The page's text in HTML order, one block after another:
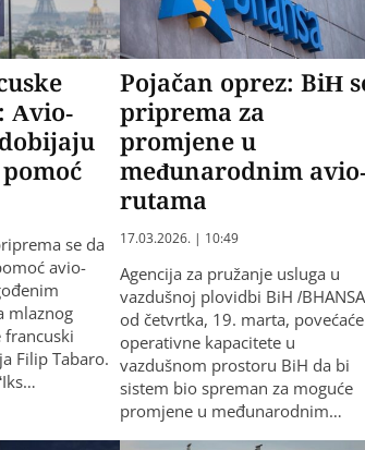
Avio-
se da
avio-
mlaznog
francuski
Filip Tabaro.
Pojačan oprez: BiH
priprema za
promjene u
međunarodnim
rutama
17.03.2026. | 10:49
Agencija za pružanje usluga u
vazdušnoj plovidbi BiH /
od četvrtka, 19. marta, povećaće
operativne kapacitete u
vazdušnom prostoru BiH da bi
sistem bio spreman za moguće
promjene u međunarodnim…